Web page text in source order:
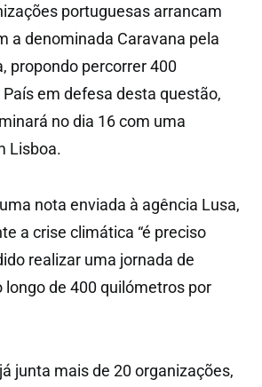
portuguesas arrancam
a denominada Caravana pela
propondo percorrer 400
em defesa desta questão,
no dia 16 com uma
Lisboa.
nota enviada à agência Lusa,
a crise climática “é preciso
realizar uma jornada de
longo de 400 quilómetros por
junta mais de 20 organizações,